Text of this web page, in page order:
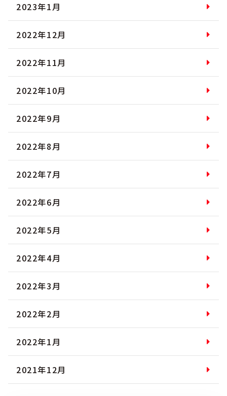
2023年1月
2022年12月
2022年11月
2022年10月
2022年9月
2022年8月
2022年7月
2022年6月
2022年5月
2022年4月
2022年3月
2022年2月
2022年1月
2021年12月